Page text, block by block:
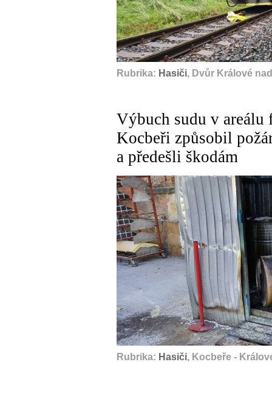
Rubrika: Hasiči, Dvůr Králové
Výbuch sudu v
Kocbeři způsobil
a předešli škodám
Rubrika: Hasiči, Kocbeře -